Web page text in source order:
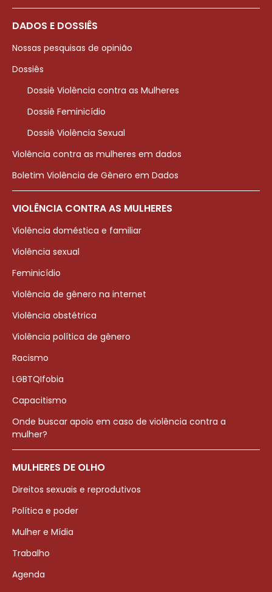
DADOS E DOSSIÊS
Nossas pesquisas de opinião
Dossiês
Dossiê Violência contra as Mulheres
Dossiê Feminicídio
Dossiê Violência Sexual
Violência contra as mulheres em dados
Boletim Violência de Gênero em Dados
VIOLÊNCIA CONTRA AS MULHERES
Violência doméstica e familiar
Violência sexual
Feminicídio
Violência de gênero na internet
Violência obstétrica
Violência política de gênero
Racismo
LGBTQIfobia
Capacitismo
Onde buscar apoio em caso de violência contra a
mulher?
MULHERES DE OLHO
Direitos sexuais e reprodutivos
Política e poder
Mulher e Mídia
Trabalho
Agenda